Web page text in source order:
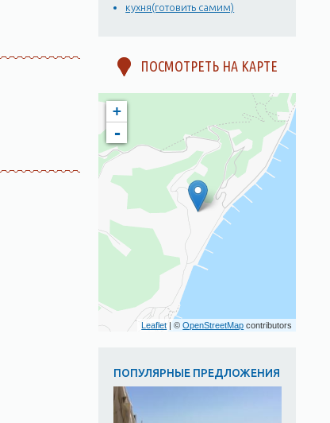
кухня(готовить самим)
ПОСМОТРЕТЬ НА КАРТЕ
+
-
Leaflet | ©OpenStreetMap contributors
ПОПУЛЯРНЫЕ ПРЕДЛОЖЕНИЯ